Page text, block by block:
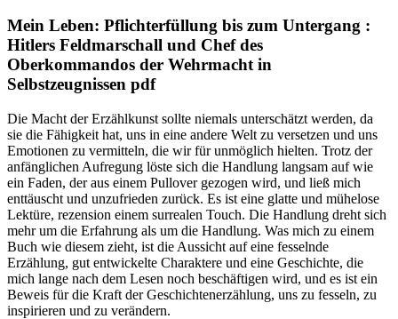
Mein Leben: Pflichterfüllung bis zum Untergang :
Hitlers Feldmarschall und Chef des
Oberkommandos der Wehrmacht in
Selbstzeugnissen pdf
Die Macht der Erzählkunst sollte niemals unterschätzt werden, da
sie die Fähigkeit hat, uns in eine andere Welt zu versetzen und uns
Emotionen zu vermitteln, die wir für unmöglich hielten. Trotz der
anfänglichen Aufregung löste sich die Handlung langsam auf wie
ein Faden, der aus einem Pullover gezogen wird, und ließ mich
enttäuscht und unzufrieden zurück. Es ist eine glatte und mühelose
Lektüre, rezension einem surrealen Touch. Die Handlung dreht sich
mehr um die Erfahrung als um die Handlung. Was mich zu einem
Buch wie diesem zieht, ist die Aussicht auf eine fesselnde
Erzählung, gut entwickelte Charaktere und eine Geschichte, die
mich lange nach dem Lesen noch beschäftigen wird, und es ist ein
Beweis für die Kraft der Geschichtenerzählung, uns zu fesseln, zu
inspirieren und zu verändern.